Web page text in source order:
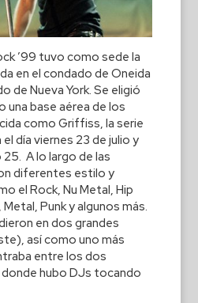
’99 tuvo como sede la
en el condado de Oneida
de Nueva York. Se eligió
una base aérea de los
como Griffiss, la serie
día viernes 23 de julio y
A lo largo de las
diferentes estilo y
el Rock, Nu Metal, Hip
Punk y algunos más.
en dos grandes
así como uno más
entre los dos
donde hubo DJs tocando